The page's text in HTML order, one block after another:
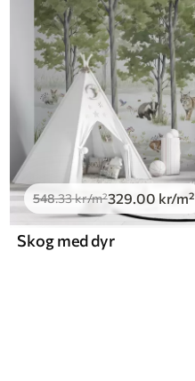
548.33kr/m²329 .00 kr/m²
Skog med dyr